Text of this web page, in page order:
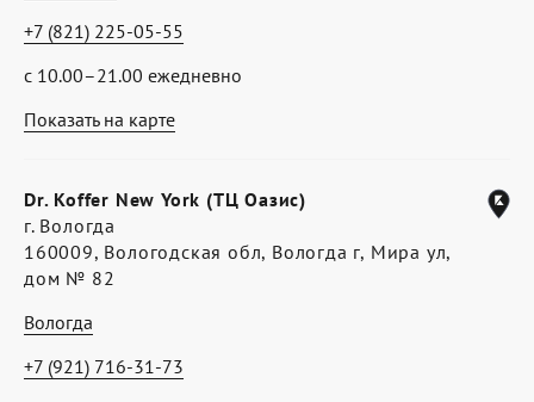
Показать на карте
с 10.00–21.00 ежедневно
+7 (821) 225-05-55
Dr. Koffer New York (ТЦ Оазис)
г. Вологда
160009, Вологодская обл, Вологда г, Мира ул,
дом № 82
Вологда
+7 (921) 716-31-73